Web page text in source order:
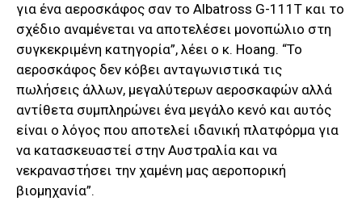
για ένα αεροσκάφος σαν το Albatross G-111T και το
σχέδιο αναμένεται να αποτελέσει μονοπώλιο στη
συγκεκριμένη κατηγορία”, λέει ο κ. Hoang. “Το
αεροσκάφος δεν κόβει ανταγωνιστικά τις
πωλήσεις άλλων, μεγαλύτερων αεροσκαφών αλλά
αντίθετα συμπληρώνει ένα μεγάλο κενό και αυτός
είναι ο λόγος που αποτελεί ιδανική πλατφόρμα για
να κατασκευαστεί στην Αυστραλία και να
νεκραναστήσει την χαμένη μας αεροπορική
βιομηχανία”.